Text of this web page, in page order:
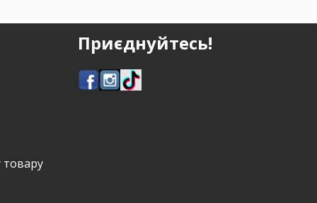
товару
Приєднуйтесь!